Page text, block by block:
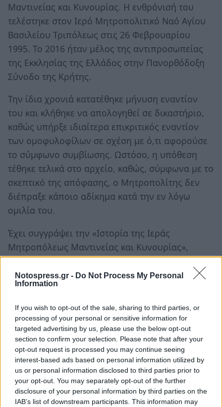
Notospress.gr - Do Not Process My Personal
Information
If you wish to opt-out of the sale, sharing to third parties, or
processing of your personal or sensitive information for
targeted advertising by us, please use the below opt-out
section to confirm your selection. Please note that after your
opt-out request is processed you may continue seeing
interest-based ads based on personal information utilized by
us or personal information disclosed to third parties prior to
your opt-out. You may separately opt-out of the further
disclosure of your personal information by third parties on the
IAB’s list of downstream participants. This information may
Μαντινείας και Κυνουρίας. Η ενθρόνισή του
τελέστηκε στον Ιερό Μητροπολιτικό Ναό Αγίου
Βασιλείου Τριπόλεως στις 26 Φεβρουαρίου
1995. Το 2016 ήταν μέλος της αντιπροσωπείας
της Εκκλησίας της Ελλάδος στην Πανορθόδοξη
Σύνοδο της Κρήτης.
Την ίδια χρονιά κατατέθηκε μήνυση εναντίον
του και κλήθηκε να απολογηθεί σε δικαστήριο,
καθώς υπήρξε ιδιαίτερα επικριτικός εναντίον
των ομοφυλοφίλων σε σχέση με ό,τι αφορούσε
το σύμφωνο συμβίωσης. Ωστόσο, η υπόθεση
τέθηκε τελικά στο αρχείο, καθώς, σύμφωνα με το
σκεπτικό της απόφασης, ο Μητροπολίτης δεν
διέπραξε κάποιο αδίκημα κατά την εν λόγω
ομιλία του.
Έχει συγγράψει την «Ιστορία της Ιεράς
Μητροπόλεως Μαντινείας και Κυνουρίας»,
έκδοση Εταιρείας Πελοποννησιακών Σπουδών,
(αρ. 10, τ. Α΄ – Β΄, Αθήναι 2000).
μάθετε πρώτοιόλες τις ειδήσεις
TAGS: ΑΡΚΑΔΙΑ
ΜΗΤΡΟΠΟΛΙΤΗΣ ΜΑΝΤΙΝΕΙΑΣ ΚΑΙ ΚΥΝΟΥΡΙΑΣ
ΕΚΚΛΗΣΙΑ
ΕΦΥΓΑΝ ΚΟΙΝΩΝΙΑ